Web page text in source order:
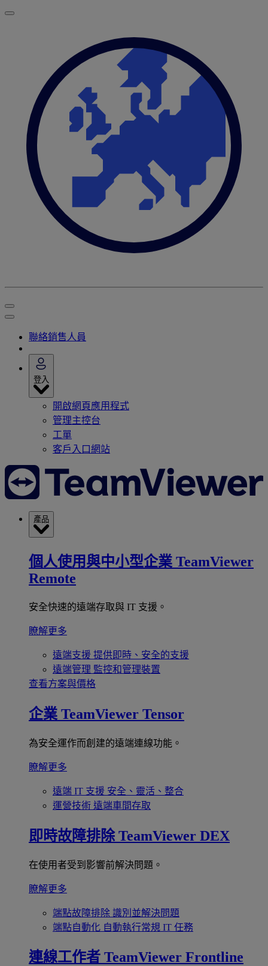
聯絡銷售人員
登入
開啟網頁應用程式
管理主控台
工單
客戶入口網站
產品
個人使用與中小型企業 TeamViewer
Remote
安全快速的遠端存取與 IT 支援。
瞭解更多
遠端支援 提供即時、安全的支援
遠端管理 監控和管理裝置
查看方案與價格
企業 TeamViewer Tensor
為安全運作而創建的遠端連線功能。
瞭解更多
遠端 IT 支援 安全、靈活、整合
運營技術 遠端車間存取
即時故障排除 TeamViewer DEX
在使用者受到影響前解決問題。
瞭解更多
端點故障排除 識別並解決問題
端點自動化 自動執行常規 IT 任務
連線工作者 TeamViewer Frontline